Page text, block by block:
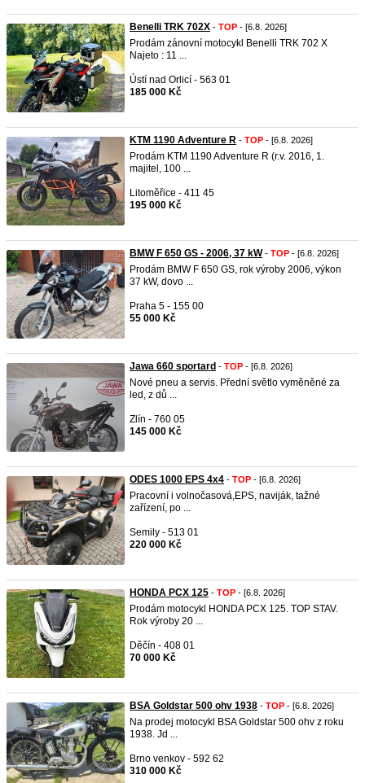
Benelli TRK 702X - TOP - [6.8. 2026]
Prodám zánovní motocykl Benelli TRK 702 X
Najeto : 11 ...
Ústí nad Orlicí - 563 01
185 000 Kč
KTM 1190 Adventure R - TOP - [6.8. 2026]
Prodám KTM 1190 Adventure R (r.v. 2016, 1.
majitel, 100 ...
Litoměřice - 411 45
195 000 Kč
BMW F 650 GS - 2006, 37 kW- TOP - [6.8. 2026]
Prodám BMW F 650 GS, rok výroby 2006, výkon
37 kW, dovo ...
Praha 5 - 155 00
55 000 Kč
Jawa 660 sportard - TOP - [6.8. 2026]
Nové pneu a servis. Přední světlo vyměněné za
led, z dů ...
Zlín - 760 05
145 000 Kč
ODES 1000 EPS 4x4 - TOP - [6.8. 2026]
Pracovní i volnočasová,EPS, naviják, tažné
zařízení, po ...
Semily - 513 01
220 000 Kč
HONDA PCX 125 - TOP - [6.8. 2026]
Prodám motocykl HONDA PCX 125. TOP STAV.
Rok výroby 20 ...
Děčín - 408 01
70 000 Kč
BSA Goldstar 500 ohv 1938 - TOP - [6.8. 2026]
Na prodej motocykl BSA Goldstar 500 ohv z roku
1938. Jd ...
Brno venkov - 592 62
310 000 Kč